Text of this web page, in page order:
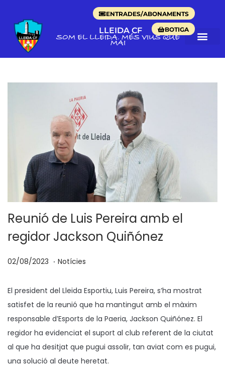
ENTRADES/ABONAMENTS
BOTIGA
LLEIDA CF
SOM EL LLEIDA. MÉS VIUS QUE
MAI
Reunió de Luis Pereira amb el
regidor Jackson Quiñónez
p
s
a
t
e
n
02/08/2023
/
1
1
/
2
0
. P
b
l
i
c
a
t
Notícies
El president del Lleida Esportiu, Luis Pereira, s’ha mostrat
satisfet de la reunió que ha mantingut amb el màxim
responsable d’Esports de la Paeria, Jackson Quiñónez. El
regidor ha evidenciat el suport al club referent de la ciutat
al que ha desitjat que pugui assolir, tan aviat com es pugui,
una solució al deute heretat.